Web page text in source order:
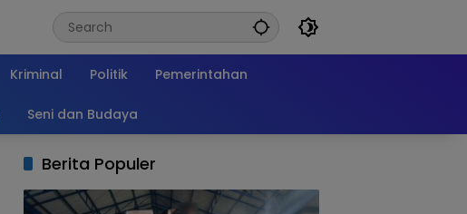
Kriminal Politik Pemerintahan
Seni dan Budaya
Berita Populer